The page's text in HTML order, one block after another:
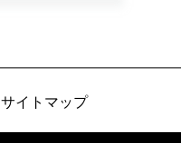
サイトマップ